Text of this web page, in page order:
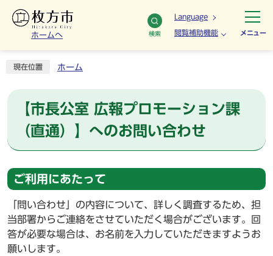
ホームへ 検索
Language
閲覧補助機能 メニュー
現在位置 ホーム
【市長公室 広報プロモーション課
（直通）】へのお問い合わせ
ご利用にあたって
「問い合わせ」の内容について、詳しく調査するため、担
当部署からご連絡をさせていただく場合がございます。回
答が必要な場合は、お名前を入力していただきますようお
願いします。